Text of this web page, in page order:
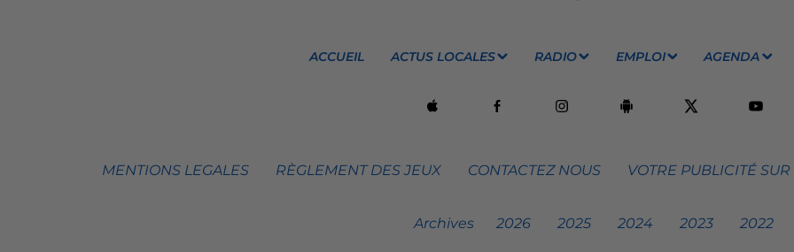
ACCUEIL ACTUS LOCALES RADIO EMPLOI AGENDA
MENTIONS LEGALES RÈGLEMENT DES JEUX CONTACTEZ NOUS VOTRE PUBLICITÉ
Archives 2026 2025 2024 2023 2022